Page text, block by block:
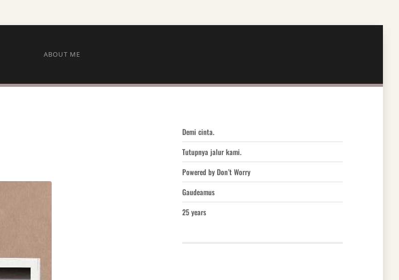
ABOUT ME
Demi cinta.
Tutupnya jalur kami.
Powered by Don’t Worry
Gaudeamus
25 years